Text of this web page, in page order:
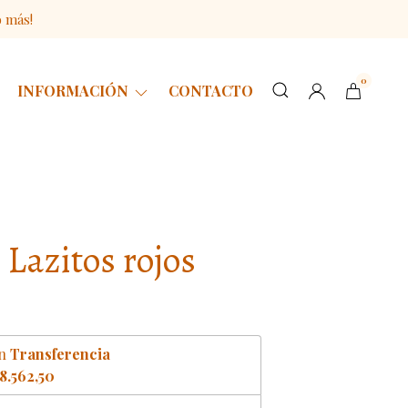
más!
INFORMACIÓN CONTACTO
0
rojos
Transferencia